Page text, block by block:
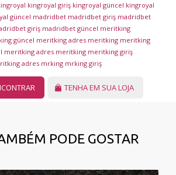
kingroyal giriş kingroyal güncel kingroyal
güncel madridbet madridbet giriş madridbet
giriş madridbet güncel meritking
güncel meritking adres meritking meritking
meritking adres meritking meritking giriş
adres mrking mrking giriş
TENHA EM SUA LOJA
PODE GOSTAR